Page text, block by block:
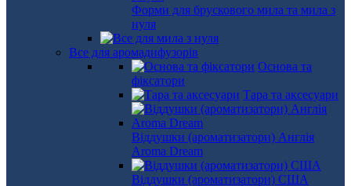
Форми для брускового мила та мила з
нуля
Все для аромадифузорів
Основа та
фіксатори
Тара та аксесуари
Віддушки (ароматизатори) Англія
Aroma Dream
Віддушки (ароматизатори) США